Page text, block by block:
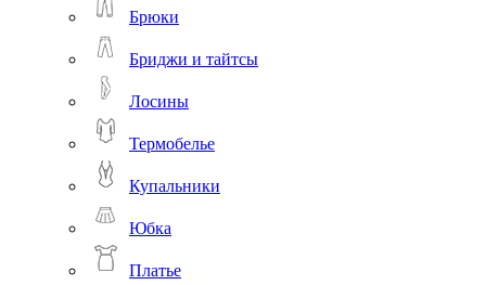
Брюки
Бриджи и тайтсы
Лосины
Термобелье
Купальники
Юбка
Платье